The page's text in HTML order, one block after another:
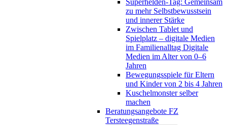
zu mehr Selbstbewusstsein
und innerer Stärke
Zwischen Tablet und
Spielplatz – digitale Medien
im Familienalltag Digitale
Medien im Alter von 0–6
Jahren
Bewegungsspiele für Eltern
und Kinder von 2 bis 4 Jahren
Kuschelmonster selber
machen
Beratungsangebote FZ
Tersteegenstraße